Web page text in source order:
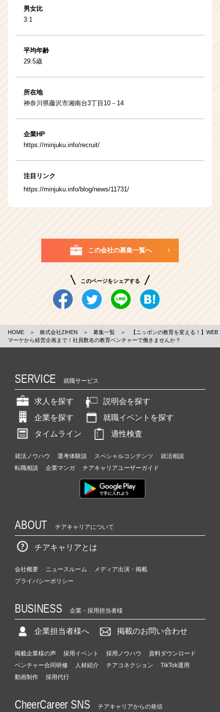
男女比
3:1
平均年齢
29.5歳
所在地
神奈川県藤沢市湘南台3丁目10－14
企業HP
https://minjuku.info/recruit/
注目リンク
https://minjuku.info/blog/news/11731/
この会社の募集一覧へ
このページをシェアする
HOME ＞ 株式会社ZIHEN ＞ 募集一覧 ＞
【ニッポンの教育を変える！】WEB
マーケから経営企画まで！社員数名の教育ベンチャーで働きませんか？
SERVICE 就職サービス
求人を探す
説明会を探す
企業を探す
就職イベントを探す
タイムライン
適性検査
就活ノウハウ 選考体験談 スペシャルコンテンツ
就活相談
転職相談
企業マンガ チアキャリアユーザーガイド
ABOUT チアキャリアについて
チアキャリアとは
会社概要 ニュースルーム
メディア出演・掲載
プライバシーポリシー
BUSINESS 企業・採用担当者様
企業担当者様へ 掲載のお問い合わせ
掲載企業様の声 採用イベント 採用ノウハウ
資料ダウンロード
ベンチャー合同研修
人材紹介 チアコネクション
TikTok運用
動画制作
採用代行
CheerCareer SNS チアキャリアからの発信